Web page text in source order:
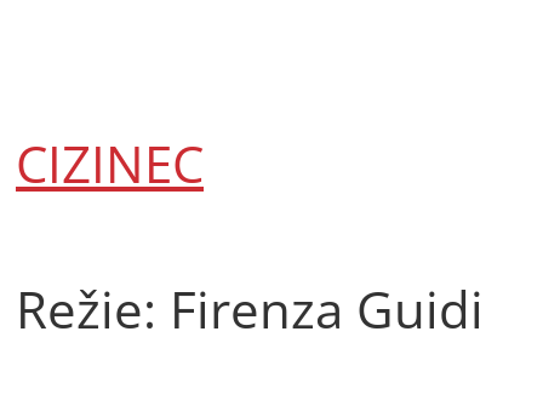
CIZINEC
Režie: Firenza Guidi